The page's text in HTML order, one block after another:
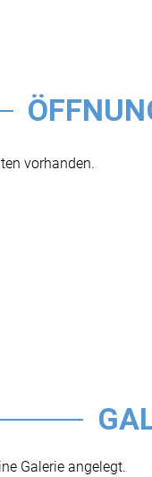
vorhanden.
Galerie angelegt.